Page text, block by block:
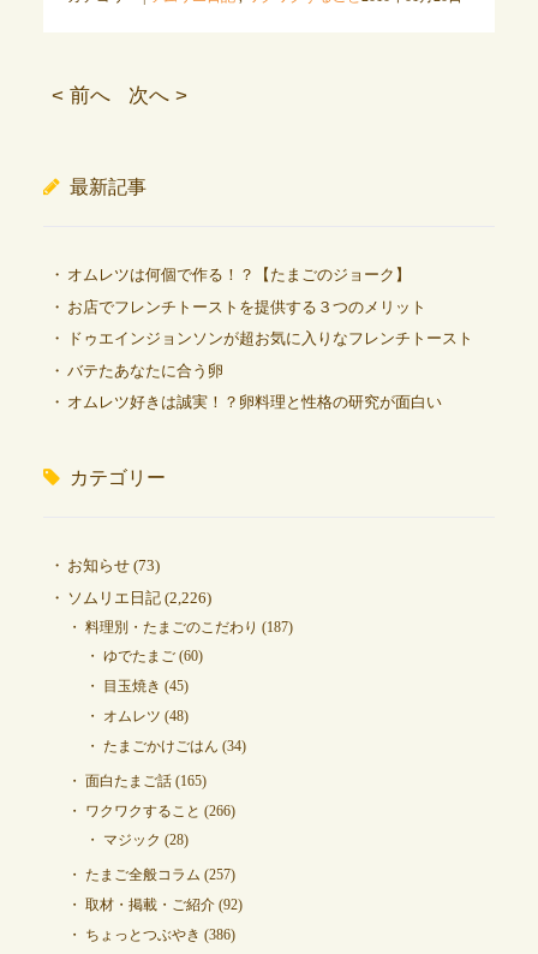
< 前へ 次へ >
最新記事
オムレツは何個で作る！？【たまごのジョーク】
お店でフレンチトーストを提供する３つのメリット
ドゥエインジョンソンが超お気に入りなフレンチトースト
バテたあなたに合う卵
オムレツ好きは誠実！？卵料理と性格の研究が面白い
カテゴリー
お知らせ(73)
ソムリエ日記(2,226)
料理別・たまごのこだわり (187)
ゆでたまご(60)
目玉焼き (45)
オムレツ (48)
たまごかけごはん (34)
面白たまご話(165)
ワクワクすること (266)
マジック (28)
たまご全般コラム (257)
取材・掲載・ご紹介(92)
ちょっとつぶやき (386)